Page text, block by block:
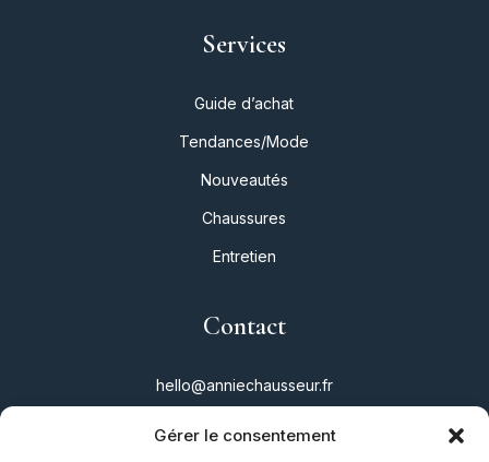
Gérer le consentement
Services
Guide d’achat
Tendances/Mode
Nouveautés
Chaussures
Entretien
Contact
hello@anniechausseur.fr